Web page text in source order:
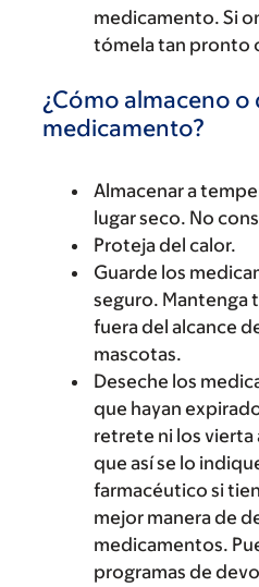
medicamento. Si
tómela tan pronto
¿Cómo almaceno o
medicamento?
Almacenar a
lugar seco. No
Proteja del calor.
Guarde los
seguro. Mantenga
fuera del alcance
mascotas.
Deseche los
que hayan
retrete ni los vierta
que así se lo
farmacéutico si
mejor manera de
medicamentos.
programas de